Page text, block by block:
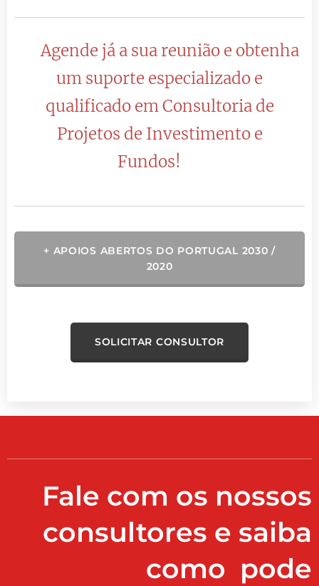
Agende já a sua reunião e obtenha
um suporte especializado e
qualificado em Consultoria de
Projetos de Investimento e
Fundos!
+ APOIOS ABERTOS DO PORTUGAL 2030 /
2020
SOLICITAR CONSULTOR
Fale com os nossos
consultores e saiba
como pode